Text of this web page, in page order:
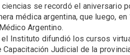
se recordó el aniversario
médica argentina, que luego,
Argentino.
el Instituto difundió los cursos
Judicial de la